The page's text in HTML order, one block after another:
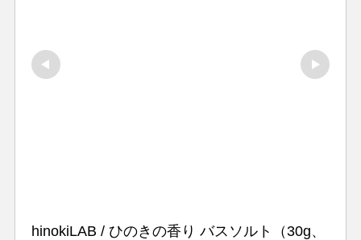
hinokiLAB / ひのきの香り バスソルト（30g、